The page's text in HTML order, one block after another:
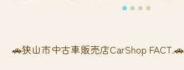
🚗狭山市中古車販売店CarShop FACT.🚗